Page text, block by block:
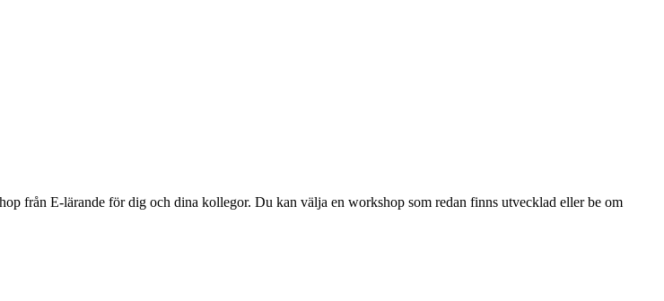
från E-lärande för dig och dina kollegor. Du kan välja en workshop som redan finns utvecklad eller be om